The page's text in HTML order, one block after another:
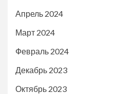
Апрель 2024
Март 2024
Февраль 2024
Декабрь 2023
Октябрь 2023